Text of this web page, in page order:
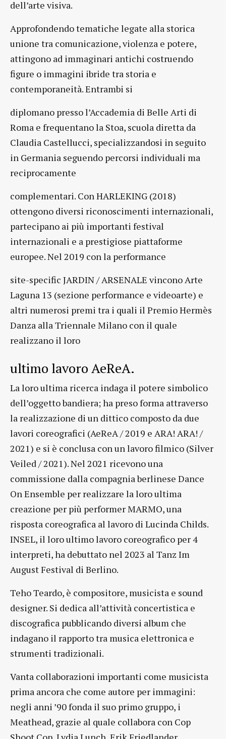
dell’arte visiva.
Approfondendo tematiche legate alla storica
unione tra comunicazione, violenza e potere,
attingono ad immaginari antichi costruendo
figure o immagini ibride tra storia e
contemporaneità. Entrambi si
diplomano presso l’Accademia di Belle Arti di
Roma e frequentano la Stoa, scuola diretta da
Claudia Castellucci, specializzandosi in seguito
in Germania seguendo percorsi individuali ma
reciprocamente
complementari. Con HARLEKING (2018)
ottengono diversi riconoscimenti internazionali,
partecipano ai più importanti festival
internazionali e a prestigiose piattaforme
europee. Nel 2019 con la performance
site-specific JARDIN / ARSENALE vincono Arte
Laguna 13 (sezione performance e videoarte) e
altri numerosi premi tra i quali il Premio Hermès
Danza alla Triennale Milano con il quale
realizzano il loro
ultimo lavoro AeReA.
La loro ultima ricerca indaga il potere simbolico
dell’oggetto bandiera; ha preso forma attraverso
la realizzazione di un dittico composto da due
lavori coreografici (AeReA / 2019 e ARA! ARA! /
2021) e si è conclusa con un lavoro filmico (Silver
Veiled / 2021). Nel 2021 ricevono una
commissione dalla compagnia berlinese Dance
On Ensemble per realizzare la loro ultima
creazione per più performer MARMO, una
risposta coreografica al lavoro di Lucinda Childs.
INSEL, il loro ultimo lavoro coreografico per 4
interpreti, ha debuttato nel 2023 al Tanz Im
August Festival di Berlino.
Teho Teardo, è compositore, musicista e sound
designer. Si dedica all’attività concertistica e
discografica pubblicando diversi album che
indagano il rapporto tra musica elettronica e
strumenti tradizionali.
Vanta collaborazioni importanti come musicista
prima ancora che come autore per immagini:
negli anni ’90 fonda il suo primo gruppo, i
Meathead, grazie al quale collabora con Cop